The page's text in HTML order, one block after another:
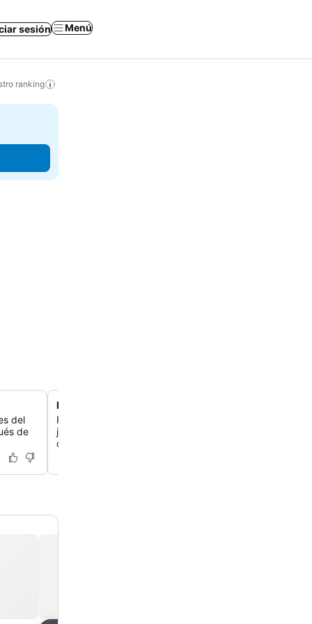
sesión Menú
ranking
del
de
Encantador cenador en el jardín
Relájate tranquilamente en el pintoresco cenador,
jardín bellamente diseñado, que ofrece un lugar sereno
descansar.